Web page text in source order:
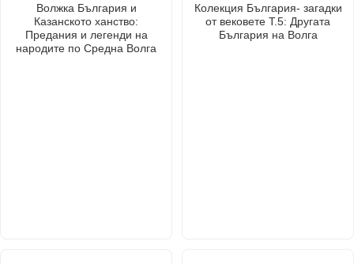
Волжка България и
Казанското ханство:
Предания и легенди на
народите по Средна Волга
Колекция България- загадки
от вековете Т.5: Другата
България на Волга